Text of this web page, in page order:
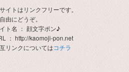
イトはリンクフリーです。
由にどうぞ。
ト名 ： 顔文字ポン♪
： http://kaomoji-pon.net
リンクについてはコチラ